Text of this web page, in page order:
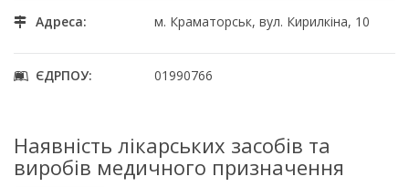
Адреса: м. Краматорськ, вул. Кирилкіна, 10
ЄДРПОУ: 01990766
Наявність лікарських засобів та
виробів медичного призначення